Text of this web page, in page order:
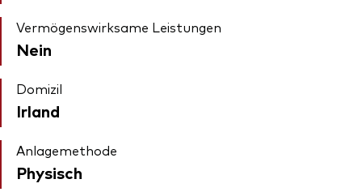
Vermögenswirksame Leistungen
Nein
Domizil
Irland
Anlagemethode
Physisch